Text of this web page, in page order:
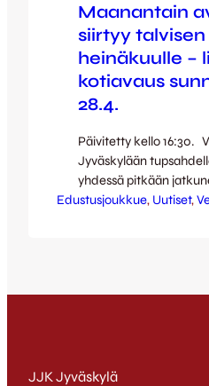
Maanantain
siirtyy
heinäkuulle –
kotiavaus
28.4.
Päivitetty kello 16:30.
Jyväskylään
yhdessä pitkään
kanssa ovat
mitä parhaimpaan
saapuu…
Edustusjoukkue, Uutiset,
JJK Jyväskylä